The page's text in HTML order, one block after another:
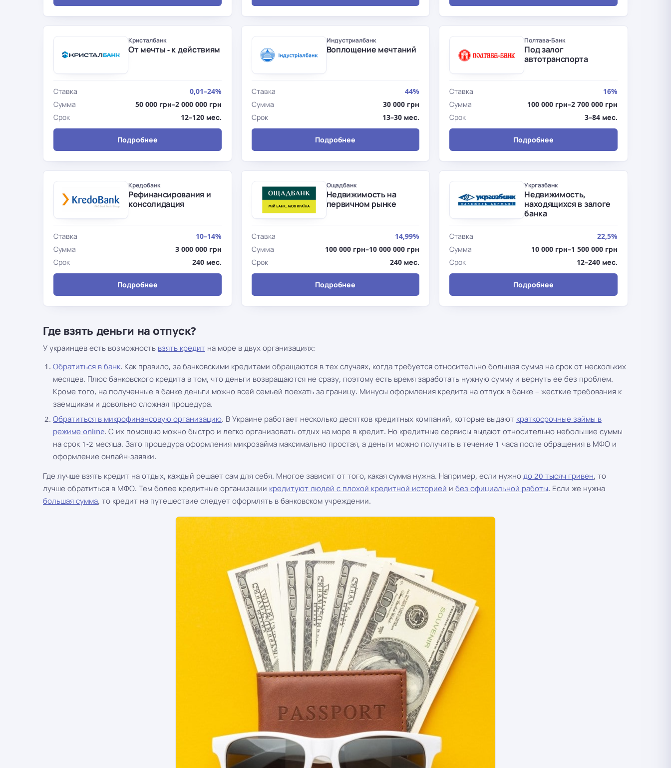
Кристалбанк
От мечты - к действиям
Ставка
0,01–24%
Сумма
50 000 грн–2 000 000 грн
Срок
12–120 мес.
Подробнее
Индустриалбанк
Воплощение мечтаний
Ставка
44%
Сумма
30 000 грн
Срок
13–30 мес.
Подробнее
Полтава-Банк
Под залог
автотранспорта
Ставка
16%
Сумма
100 000 грн–2 700 000 грн
Срок
3–84 мес.
Подробнее
Кредобанк
Рефинансирования и
консолидация
Ставка
10–14%
Сумма
3 000 000 грн
Срок
240 мес.
Подробнее
Ощадбанк
Недвижимость на
первичном рынке
Ставка
14,99%
Сумма
100 000 грн–10 000 000 грн
Срок
240 мес.
Подробнее
Укргазбанк
Недвижимость,
находящихся в залоге
банка
Ставка
22,5%
Сумма
10 000 грн–1 500 000 грн
Срок
12–240 мес.
Подробнее
Где взять деньги на отпуск?
У украинцев есть возможность взять кредит на море в двух организациях:
Обратиться в банк. Как правило, за банковскими кредитами обращаются в тех случаях, когда требуется относительно большая сумма на срок от нескольких
месяцев. Плюс банковского кредита в том, что деньги возвращаются не сразу, поэтому есть время заработать нужную сумму и вернуть ее без проблем.
Кроме того, на полученные в банке деньги можно всей семьей поехать за границу. Минусы оформления кредита на отпуск в банке – жесткие требования к
заемщикам и довольно сложная процедура.
Обратиться в микрофинансовую организацию. В Украине работает несколько десятков кредитных компаний, которые выдают краткосрочные займы в
режиме online. С их помощью можно быстро и легко организовать отдых на море в кредит. Но кредитные сервисы выдают относительно небольшие суммы
на срок 1-2 месяца. Зато процедура оформления микрозайма максимально простая, а деньги можно получить в течение 1 часа после обращения в МФО и
оформление онлайн-заявки.
Где лучше взять кредит на отдых, каждый решает сам для себя. Многое зависит от того, какая сумма нужна. Например, если нужно до 20 тысяч гривен, то
лучше обратиться в МФО. Тем более кредитные организации кредитуют людей с плохой кредитной историей и без официальной работы. Если же нужна
большая сумма, то кредит на путешествие следует оформлять в банковском учреждении.